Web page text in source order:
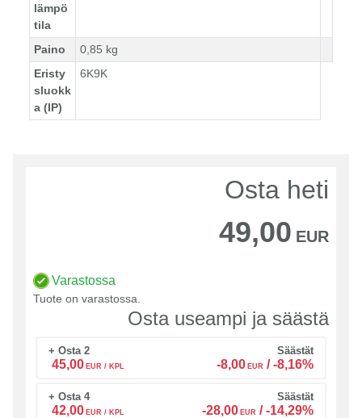
lämpö
tila
Paino
0,85 kg
Eristy
sluokk
a (IP)
6K9K
Osta heti
49,00 EUR
Varastossa
Tuote on varastossa.
Osta useampi ja säästä
+ Osta 2
45,00 EUR / KPL
Säästät
-8,00 EUR / -8,16%
+ Osta 4
42,00 EUR / KPL
Säästät
-28,00 EUR / -14,29%